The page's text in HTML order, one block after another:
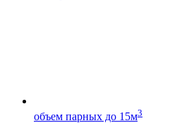
объем парных до 15м3